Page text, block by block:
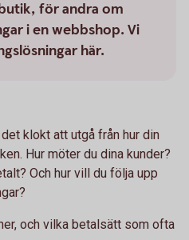
för andra om
i en webbshop. Vi
här.
klokt att utgå från hur din
Hur möter du dina kunder?
Och hur vill du följa upp
och vilka betalsätt som ofta